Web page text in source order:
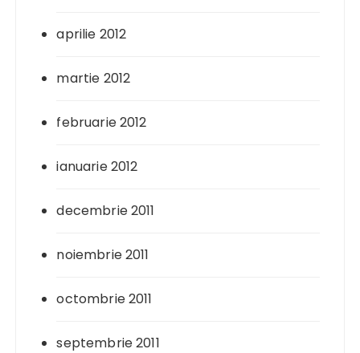
aprilie 2012
martie 2012
februarie 2012
ianuarie 2012
decembrie 2011
noiembrie 2011
octombrie 2011
septembrie 2011